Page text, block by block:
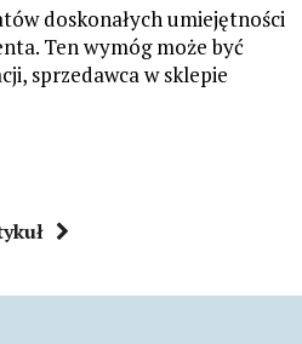
doskonałych umiejętności
Ten wymóg może być
sprzedawca w sklepie